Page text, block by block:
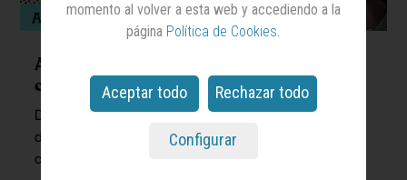
Aspectos externos de la
corteza del árbol
Decimoctavo capítulo de Next Marketing, un proyecto
del profesor y consultor independiente de marketing y
comunicación Félix Muñoz con 'Anuncios'
momento al volver a esta web y accediendo a la
página Política de Cookies.
Aceptar todo Rechazar todo
Configurar